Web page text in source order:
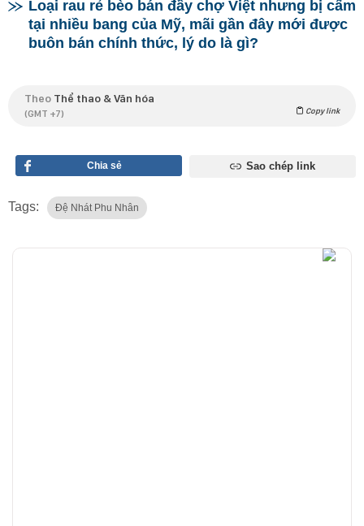
Loại rau rẻ bèo bán đầy chợ Việt nhưng bị cấm
tại nhiều bang của Mỹ, mãi gần đây mới được
buôn bán chính thức, lý do là gì?
Theo Thể thao & Văn hóa
(GMT +7) Copy link
Chia sẻ Sao chép link
Tags: Đệ Nhát Phu Nhân